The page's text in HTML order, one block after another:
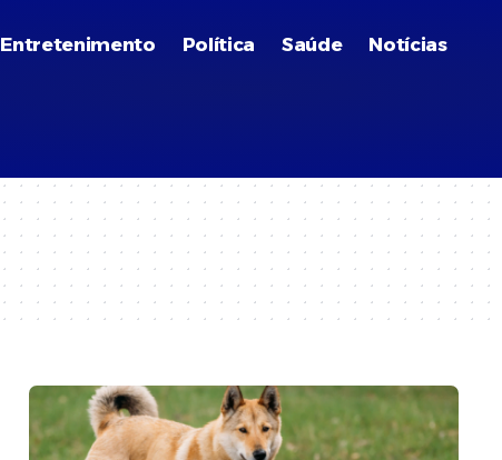
Entretenimento Política Saúde Notícias